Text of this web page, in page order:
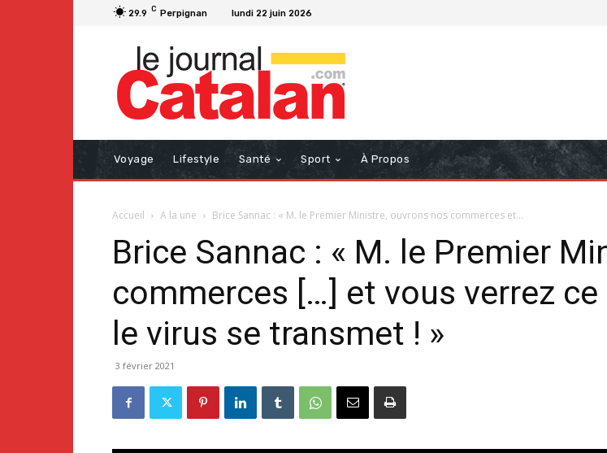
29.9 C Perpignan lundi 22 juin 2026
Voyage Lifestyle Santé Sport À Propos
Accueil A la une Brice Sannac : « M. le Premier Ministre, ouvrons nos commerces et...
Brice Sannac : « M. le Premier
commerces […] et vous verrez ce
le virus se transmet ! »
3 février 2021